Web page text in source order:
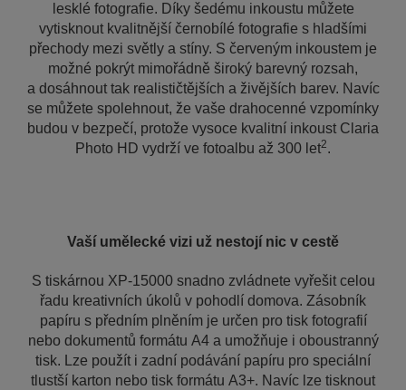
lesklé fotografie. Díky šedému inkoustu můžete
vytisknout kvalitnější černobílé fotografie s hladšími
přechody mezi světly a stíny. S červeným inkoustem je
možné pokrýt mimořádně široký barevný rozsah,
a dosáhnout tak realističtějších a živějších barev. Navíc
se můžete spolehnout, že vaše drahocenné vzpomínky
budou v bezpečí, protože vysoce kvalitní inkoust Claria
Photo HD vydrží ve fotoalbu až 300 let2.
Vaší umělecké vizi už nestojí nic v cestě
S tiskárnou XP-15000 snadno zvládnete vyřešit celou
řadu kreativních úkolů v pohodlí domova. Zásobník
papíru s předním plněním je určen pro tisk fotografií
nebo dokumentů formátu A4 a umožňuje i oboustranný
tisk. Lze použít i zadní podávání papíru pro speciální
tlustší karton nebo tisk formátu A3+. Navíc lze tisknout